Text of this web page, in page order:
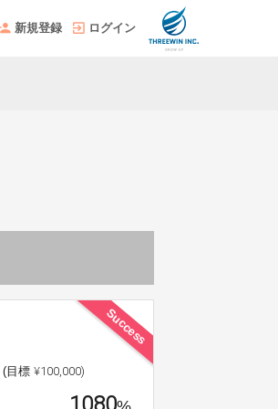
新規登録 ログイン
Success
(目標 ¥100,000)
1080